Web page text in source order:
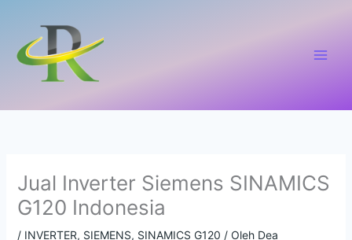
konten
Jual Inverter Siemens SINAMICS
G120 Indonesia
/ INVERTER, SIEMENS, SINAMICS G120 / Oleh Dea